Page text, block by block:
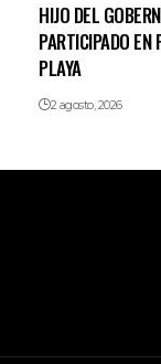
HIJO DEL
PARTICIPADO EN
PLAYA
2 agosto, 2026